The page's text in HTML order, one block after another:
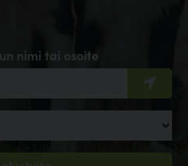
nimi tai osoite